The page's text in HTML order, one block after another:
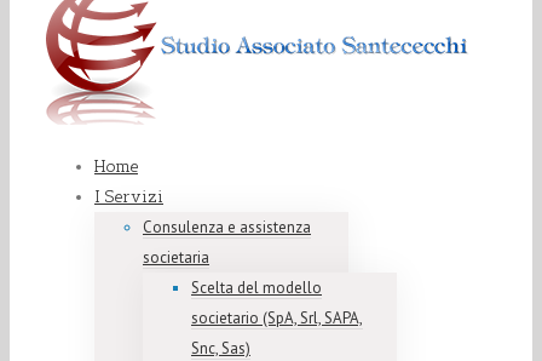
Home
I Servizi
Consulenza e assistenza
societaria
Scelta del modello
societario (SpA, Srl, SAPA,
Snc, Sas)